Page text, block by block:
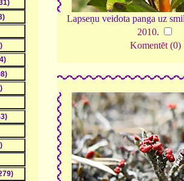
Lapseņu veidota panga uz
2010.
Komentēt (0)